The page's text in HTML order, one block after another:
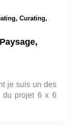
Curating,
je suis un des
du projet 6 x 6